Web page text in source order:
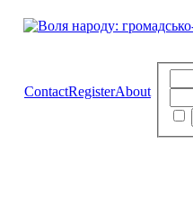
ContactRegisterAbout